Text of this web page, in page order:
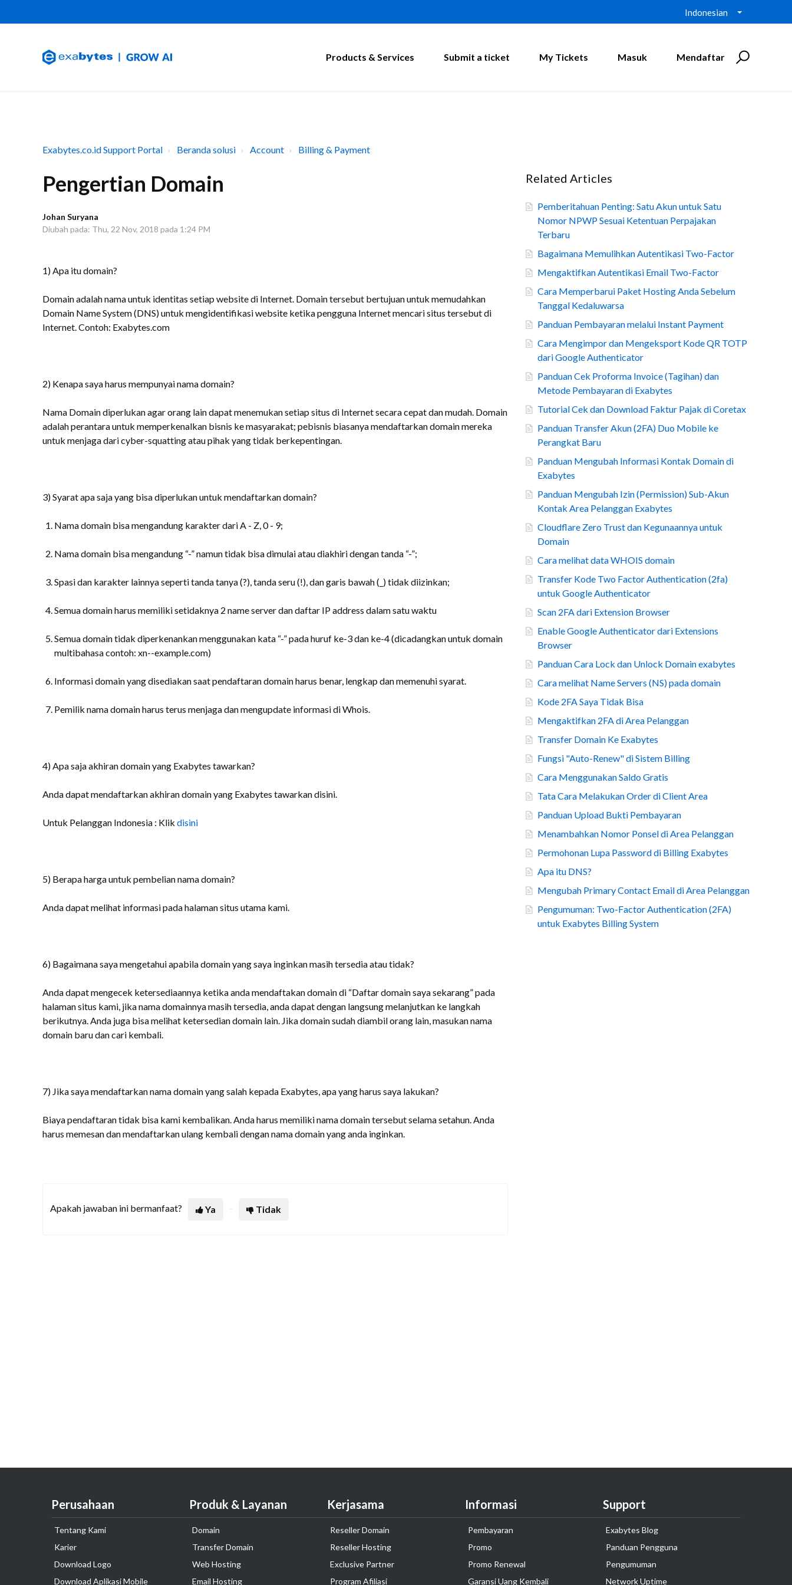
Indonesian
Products & Services Submit a ticket My Tickets Masuk Mendaftar
Exabytes.co.id Support Portal Beranda solusi Account Billing & Payment
Pengertian Domain
Johan Suryana
Diubah pada: Thu, 22 Nov, 2018 pada 1:24 PM
1) Apa itu domain?
Domain adalah nama untuk identitas setiap website di Internet. Domain tersebut bertujuan untuk memudahkan
Domain Name System (DNS) untuk mengidentifikasi website ketika pengguna Internet mencari situs tersebut di
Internet. Contoh: Exabytes.com
2) Kenapa saya harus mempunyai nama domain?
Nama Domain diperlukan agar orang lain dapat menemukan setiap situs di Internet secara cepat dan mudah. Domain
adalah perantara untuk memperkenalkan bisnis ke masyarakat; pebisnis biasanya mendaftarkan domain mereka
untuk menjaga dari cyber-squatting atau pihak yang tidak berkepentingan.
3) Syarat apa saja yang bisa diperlukan untuk mendaftarkan domain?
Nama domain bisa mengandung karakter dari A - Z, 0 - 9;
Nama domain bisa mengandung “-” namun tidak bisa dimulai atau diakhiri dengan tanda “-”;
Spasi dan karakter lainnya seperti tanda tanya (?), tanda seru (!), dan garis bawah (_) tidak diizinkan;
Semua domain harus memiliki setidaknya 2 name server dan daftar IP address dalam satu waktu
Semua domain tidak diperkenankan menggunakan kata “-” pada huruf ke-3 dan ke-4 (dicadangkan untuk domain
multibahasa contoh: xn--example.com)
Informasi domain yang disediakan saat pendaftaran domain harus benar, lengkap dan memenuhi syarat.
Pemilik nama domain harus terus menjaga dan mengupdate informasi di Whois.
4) Apa saja akhiran domain yang Exabytes tawarkan?
Anda dapat mendaftarkan akhiran domain yang Exabytes tawarkan disini.
Untuk Pelanggan Indonesia : Klik disini
5) Berapa harga untuk pembelian nama domain?
Anda dapat melihat informasi pada halaman situs utama kami.
6) Bagaimana saya mengetahui apabila domain yang saya inginkan masih tersedia atau tidak?
Anda dapat mengecek ketersediaannya ketika anda mendaftakan domain di “Daftar domain saya sekarang” pada
halaman situs kami, jika nama domainnya masih tersedia, anda dapat dengan langsung melanjutkan ke langkah
berikutnya. Anda juga bisa melihat ketersedian domain lain. Jika domain sudah diambil orang lain, masukan nama
domain baru dan cari kembali.
7) Jika saya mendaftarkan nama domain yang salah kepada Exabytes, apa yang harus saya lakukan?
Biaya pendaftaran tidak bisa kami kembalikan. Anda harus memiliki nama domain tersebut selama setahun. Anda
harus memesan dan mendaftarkan ulang kembali dengan nama domain yang anda inginkan.
Apakah jawaban ini bermanfaat? Ya Tidak
Related Articles
Pemberitahuan Penting: Satu Akun untuk Satu
Nomor NPWP Sesuai Ketentuan Perpajakan
Terbaru
Bagaimana Memulihkan Autentikasi Two-Factor
Mengaktifkan Autentikasi Email Two-Factor
Cara Memperbarui Paket Hosting Anda Sebelum
Tanggal Kedaluwarsa
Panduan Pembayaran melalui Instant Payment
Cara Mengimpor dan Mengeksport Kode QR TOTP
dari Google Authenticator
Panduan Cek Proforma Invoice (Tagihan) dan
Metode Pembayaran di Exabytes
Tutorial Cek dan Download Faktur Pajak di Coretax
Panduan Transfer Akun (2FA) Duo Mobile ke
Perangkat Baru
Panduan Mengubah Informasi Kontak Domain di
Exabytes
Panduan Mengubah Izin (Permission) Sub-Akun
Kontak Area Pelanggan Exabytes
Cloudflare Zero Trust dan Kegunaannya untuk
Domain
Cara melihat data WHOIS domain
Transfer Kode Two Factor Authentication (2fa)
untuk Google Authenticator
Scan 2FA dari Extension Browser
Enable Google Authenticator dari Extensions
Browser
Panduan Cara Lock dan Unlock Domain exabytes
Cara melihat Name Servers (NS) pada domain
Kode 2FA Saya Tidak Bisa
Mengaktifkan 2FA di Area Pelanggan
Transfer Domain Ke Exabytes
Fungsi "Auto-Renew" di Sistem Billing
Cara Menggunakan Saldo Gratis
Tata Cara Melakukan Order di Client Area
Panduan Upload Bukti Pembayaran
Menambahkan Nomor Ponsel di Area Pelanggan
Permohonan Lupa Password di Billing Exabytes
Apa itu DNS?
Mengubah Primary Contact Email di Area Pelanggan
Pengumuman: Two-Factor Authentication (2FA)
untuk Exabytes Billing System
Perusahaan
Tentang Kami
Karier
Download Logo
Download Aplikasi Mobile
Produk & Layanan
Domain
Transfer Domain
Web Hosting
Email Hosting
Kerjasama
Reseller Domain
Reseller Hosting
Exclusive Partner
Program Afiliasi
Informasi
Pembayaran
Promo
Promo Renewal
Garansi Uang Kembali
Support
Exabytes Blog
Panduan Pengguna
Pengumuman
Network Uptime